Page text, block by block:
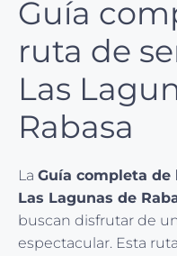
Guía
ruta de
Las
Rabasa
La Guía completa
Las Lagunas de
buscan disfrutar de
espectacular. Esta